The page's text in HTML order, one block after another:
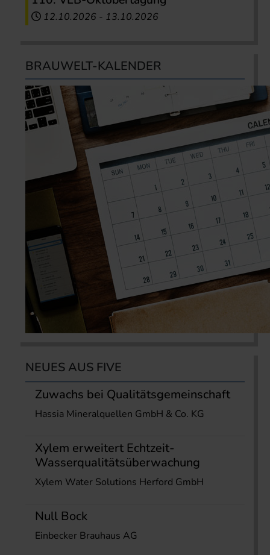
12.10.2026 - 13.10.2026
BRAUWELT-KALENDER
NEUES AUS FIVE
Zuwachs bei Qualitätsgemeinschaft
Hassia Mineralquellen GmbH & Co. KG
Xylem erweitert Echtzeit-
Wasserqualitätsüberwachung
Xylem Water Solutions Herford GmbH
Null Bock
Einbecker Brauhaus AG